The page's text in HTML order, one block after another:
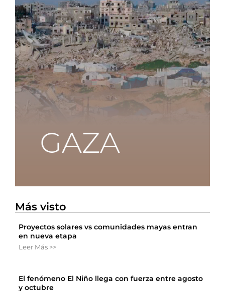
Más visto
Proyectos solares vs comunidades mayas entran
en nueva etapa
Leer Más >>
El fenómeno El Niño llega con fuerza entre agosto
y octubre